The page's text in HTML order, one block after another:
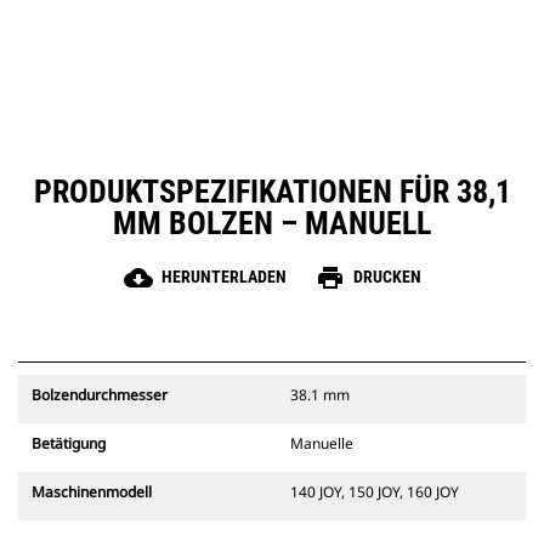
PRODUKTSPEZIFIKATIONEN FÜR 38,1
MM BOLZEN – MANUELL
cloud_download HERUNTERLADEN print DRUCKEN
Bolzendurchmesser 38.1 mm
Betätigung Manuelle
Maschinenmodell 140 JOY, 150 JOY, 160 JOY